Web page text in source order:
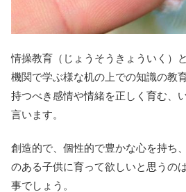
情操教育（じょうそうきょういく）
機関で学ぶ様な机の上での知識の教
持つべき感情や情緒を正しく育む、
言います。
創造的で、個性的で豊かな心を持ち
のある子供に育って欲しいと思うの
事でしょう。